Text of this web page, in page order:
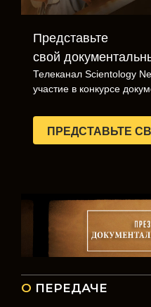
Представьте
свой
Телеканал Scientology
участие в конкурсе
ПРЕДСТАВЬТЕ
О ПЕРЕДАЧЕ